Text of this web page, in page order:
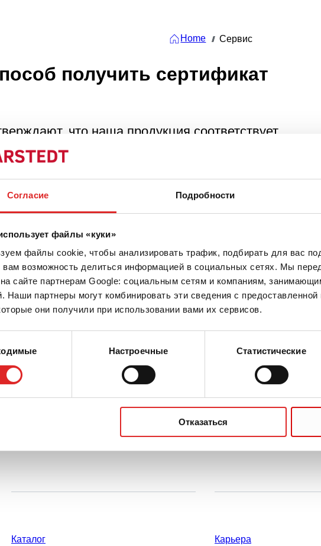
Согласие Подробности
файлы «куки»
файлы cookie, чтобы анализировать трафик, подбирать для вас
вам возможность делиться информацией в социальных сетях. Мы
на сайте партнерам Google: социальным сетям и компаниям,
Наши партнеры могут комбинировать эти сведения с
они получили при использовании вами их сервисов.
Настроечные Статистические
Отказаться
Home /// Сервис
получить сертификат
что наша продукция соответствует
чистоты, стерильности и т.д.
данные.
обратите внимание, что в ней могут быть
Создать Сертификат
Каталог
Карьера